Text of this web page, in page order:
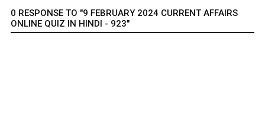
0 RESPONSE TO "9 FEBRUARY 2024 CURRENT AFFAIRS
ONLINE QUIZ IN HINDI - 923"